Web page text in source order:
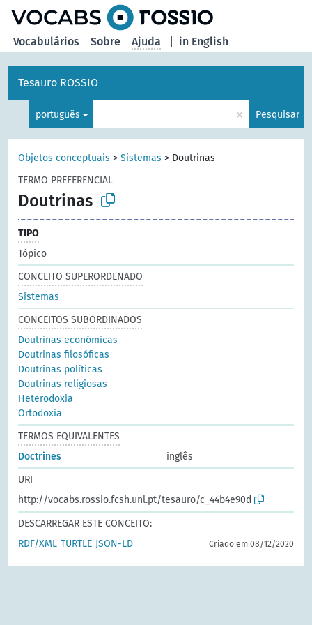
in English
Vocabulários Sobre Ajuda
Tesauro ROSSIO
português × Pesquisar
Objetos conceptuais >Sistemas > Doutrinas
TERMO PREFERENCIAL
Doutrinas
TIPO
Tópico
CONCEITO SUPERORDENADO
Sistemas
CONCEITOS SUBORDINADOS
Doutrinas económicas
Doutrinas filosóficas
Doutrinas políticas
Doutrinas religiosas
Heterodoxia
Ortodoxia
TERMOS EQUIVALENTES
Doctrines
inglês
URI
http://vocabs.rossio.fcsh.unl.pt/tesauro/c_44b4e90d
DESCARREGAR ESTE CONCEITO:
RDF/XML TURTLE JSON-LD Criado em 08/12/2020